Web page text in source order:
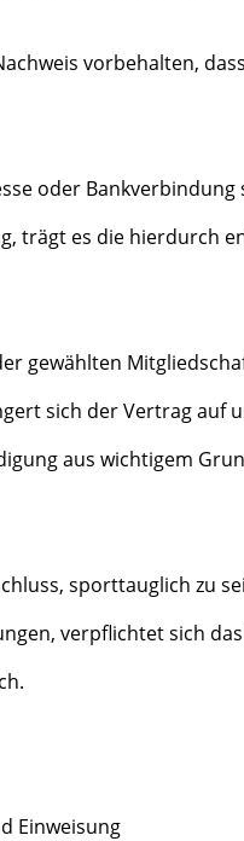
vorbehalten,
oder
trägt es die hierdurch
gewählten
sich der Vertrag
aus wichtigem
sporttauglich zu
verpflichtet sich
Einweisung